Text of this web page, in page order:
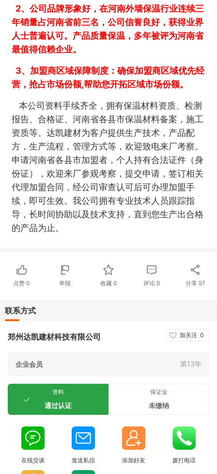
2、公司品牌形象好，在河南外墙保温行业连续三
年销量占河南省前三名，公司信誉良好，获得业界
人士普遍认可。产品质量保温，多年被评为河南省
最值得信赖企业。
3、加盟商区域保障制度：确保加盟商区域优先经
营，抢占市场份额,帮助您开拓区域市场份额。
本公司资料手续齐全，拥有保温材料资质、检测
报告、合格证、河南省各县市保温材料备案，施工
资质等。达凯建材为客户提供生产技术，产品配
方，生产流程，管理方式等，欢迎致电来厂考察。
申请河南省各县市加盟者，个人持有合法证件（身
份证），欢迎来厂参观考察，提交申请，签订相关
代理加盟合同，经公司审查认可后可办理加盟手
续，即可生效。我公司拥有专业技术人员跟踪指
导，长时间协助以及技术支持，直到您生产出合格
的产品为止。
点赞0 举报 收藏 0 评论0 分享 97
联系方式
加关注 0
郑州达凯建材科技有限公司
企业会员 第13年
资料
通过认证
保证金
未缴纳
在线交谈 发送私信 添加好友 拨打电话